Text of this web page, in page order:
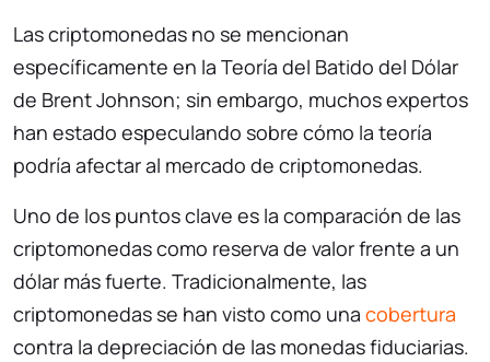
Las criptomonedas no se mencionan
específicamente en la Teoría del Batido del Dólar
de Brent Johnson; sin embargo, muchos expertos
han estado especulando sobre cómo la teoría
podría afectar al mercado de criptomonedas.
Uno de los puntos clave es la comparación de las
criptomonedas como reserva de valor frente a un
dólar más fuerte. Tradicionalmente, las
criptomonedas se han visto como una cobertura
contra la depreciación de las monedas fiduciarias.